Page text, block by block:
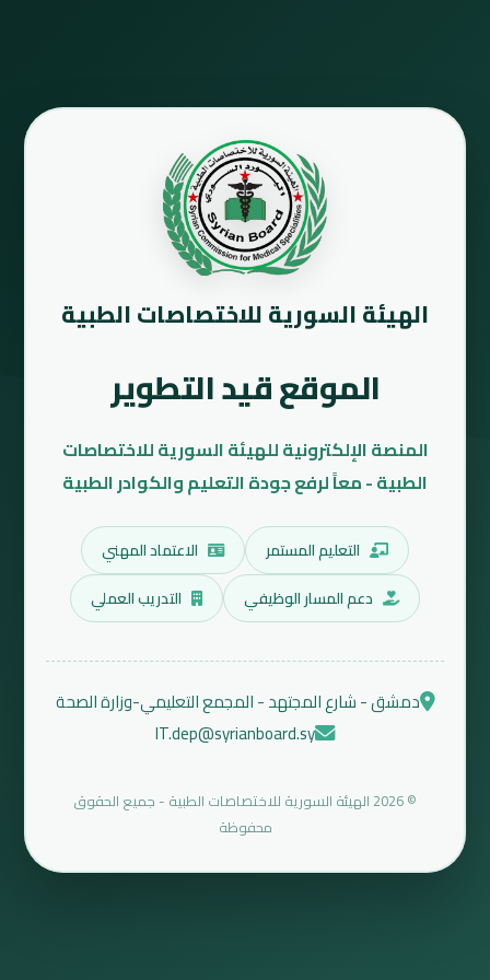
الهيئة السورية للاختصاصات الطبية
الموقع قيد التطوير
المنصة الإلكترونية للهيئة السورية للاختصاصات
الطبية - معاً لرفع جودة التعليم والكوادر الطبية
التعليم المستمر
الاعتماد المهني
دعم المسار الوظيفي
التدريب العملي
دمشق - شارع المجتهد - المجمع التعليمي-وزارة الصحة
IT.dep@syrianboard.sy
© 2026 الهيئة السورية للاختصاصات الطبية - جميع الحقوق
محفوظة